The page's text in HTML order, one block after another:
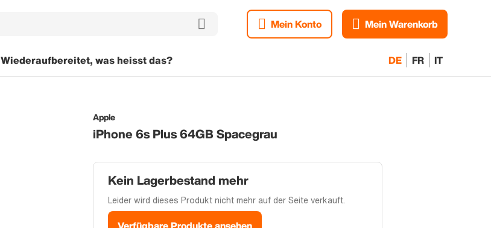
Mein Konto Mein Warenkorb
DE FR IT
Wiederaufbereitet, was heisst das?
Apple
iPhone 6s Plus 64GB Spacegrau
Kein Lagerbestand mehr
Leider wird dieses Produkt nicht mehr auf der Seite verkauft.